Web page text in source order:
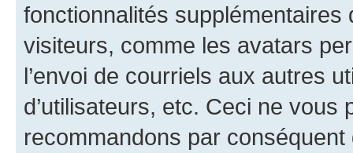
fonctionnalités
visiteurs, comme les avatars
l’envoi de courriels aux autres
d’utilisateurs, etc. Ceci ne vous
recommandons par conséquent